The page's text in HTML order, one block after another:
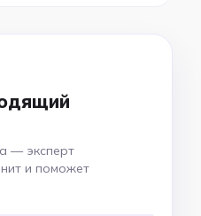
— эксперт
и поможет